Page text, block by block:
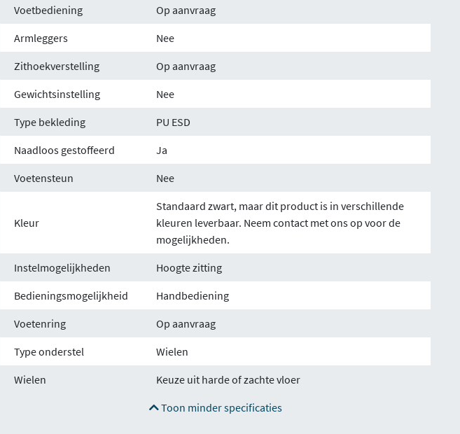
Voetbediening
Op aanvraag
Armleggers
Nee
Zithoekverstelling
Op aanvraag
Gewichtsinstelling
Nee
Type bekleding
PU ESD
Naadloos gestoffeerd
Ja
Voetensteun
Nee
Kleur
Standaard zwart, maar dit product is in verschillende
kleuren leverbaar. Neem contact met ons op voor de
mogelijkheden.
Instelmogelijkheden
Hoogte zitting
Bedieningsmogelijkheid
Handbediening
Voetenring
Op aanvraag
Type onderstel
Wielen
Wielen
Keuze uit harde of zachte vloer
Toon minder specificaties